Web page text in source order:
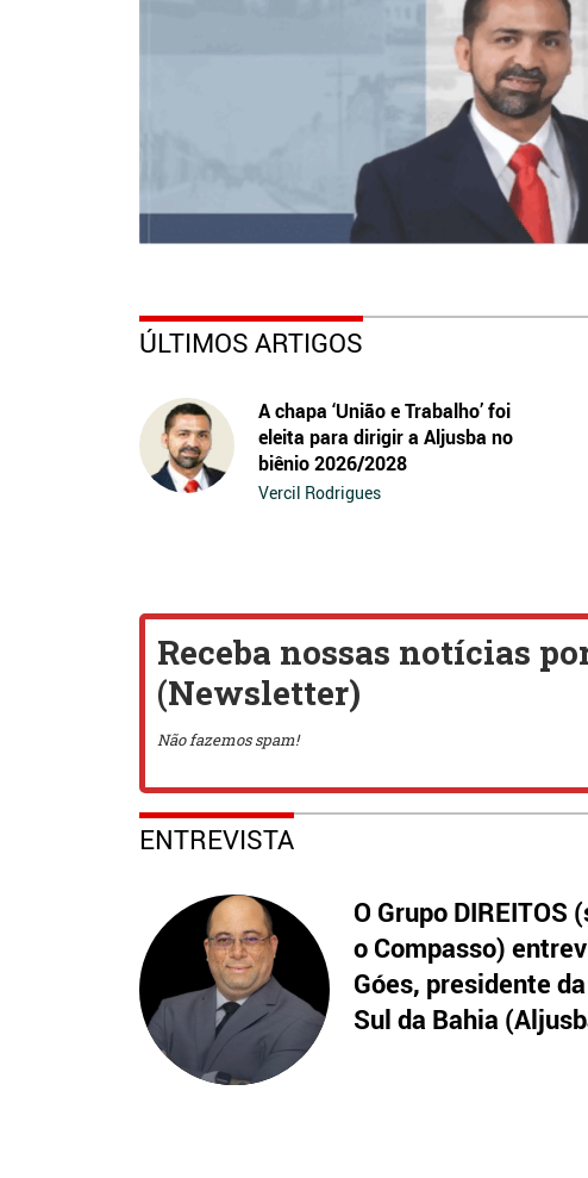
ÚLTIMOS ARTIGOS
A chapa ‘União e Trabalho’ foi
eleita para dirigir a Aljusba no
biênio 2026/2028
Vercil Rodrigues
ENTREVISTA
O Grupo
o Compasso)
Góes, presidente
Sul da Bahia